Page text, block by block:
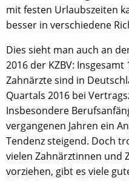
mit festen Urlaubszeiten
besser in verschiedene
Dies sieht man auch an
2016 der KZBV:
Zahnärzte sind in
Quartals 2016 bei
Insbesondere
vergangenen Jahren ein
Tendenz steigend. Doch
vielen Zahnärztinnen und
vorziehen, gibt es viele